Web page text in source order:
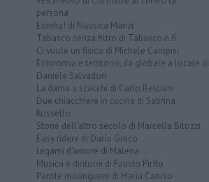
persona
Eureka! di Nausica Manzi
Tabasco senza filtro di Tabasco n.6
Ci vuole un fisico di Michele Campisi
Economia e territorio, da globale a locale di
Daniele Salvadori
La dama a scacchi di Carlo Belciani
Due chiacchiere in cucina di Sabrina
Rossello
Storie dell'altro secolo di Marcella Bitozzi
Easy ridere di Dario Greco
Legami d'amore di Malena ...
Musica e dintorni di Fausto Pirìto
Parole milonguere di Maria Caruso